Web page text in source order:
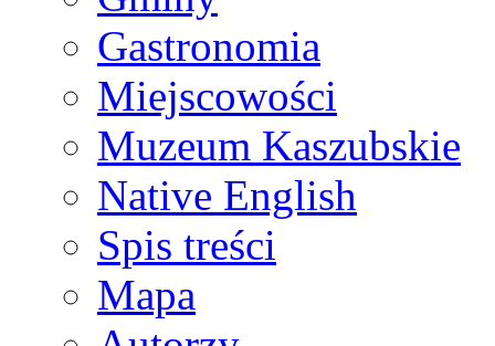
Gastronomia
Miejscowości
Muzeum Kaszubskie
Native English
Spis treści
Mapa